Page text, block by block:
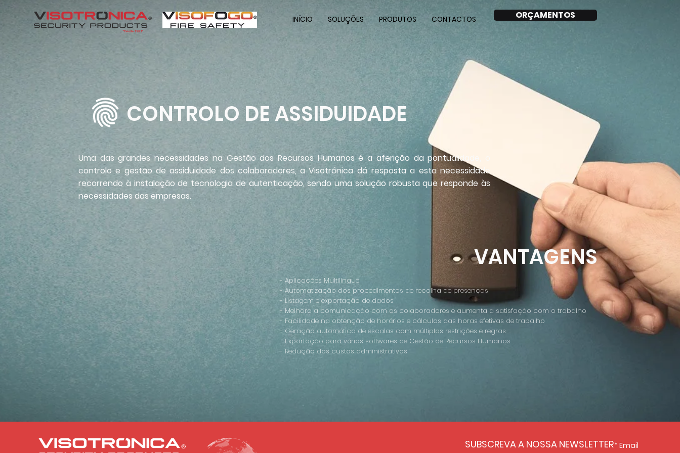
INÍCIO SOLUÇÕES PRODUTOS CONTACTOS ORÇAMENTOS
CONTROLO DE ASSIDUIDADE
Uma das grandes necessidades na Gestão dos Recursos Humanos é a aferição da pontualidade, o
controlo e gestão de assiduidade dos colaboradores, a Visotrónica dá resposta a esta necessidade
recorrendo à instalação de tecnologia de autenticação, sendo uma solução robusta que responde às
necessidades das empresas.
VANTAGENS
- Aplicações Multilingue
- Automatização dos procedimentos de recolha de presenças
- Listagem e exportação de dados
- Melhora a comunicação com os colaboradores e aumenta a satisfação com o trabalho
- Facilidade na obtenção de horários e cálculos das horas efetivas de trabalho
- Geração automática de escalas com múltiplas restrições e regras
- Exportação para vários softwares de Gestão de Recursos Humanos
- Redução dos custos administrativos
SUBSCREVA A NOSSA NEWSLETTER Email